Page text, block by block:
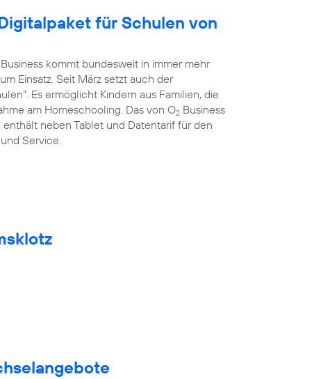
für Schulen von
Business kommt bundesweit in immer mehr
Einsatz. Seit März setzt auch der
Es ermöglicht Kindern aus Familien, die
am Homeschooling. Das von O2 Business
neben Tablet und Datentarif für den
Service.